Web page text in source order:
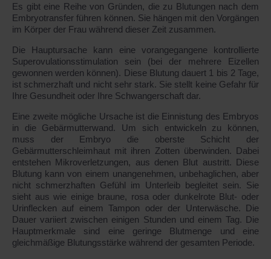
Es gibt eine Reihe von Gründen, die zu Blutungen nach dem
Embryotransfer führen können. Sie hängen mit den Vorgängen
im Körper der Frau während dieser Zeit zusammen.
Die Hauptursache kann eine vorangegangene kontrollierte
Superovulationsstimulation sein (bei der mehrere Eizellen
gewonnen werden können). Diese Blutung dauert 1 bis 2 Tage,
ist schmerzhaft und nicht sehr stark. Sie stellt keine Gefahr für
Ihre Gesundheit oder Ihre Schwangerschaft dar.
Eine zweite mögliche Ursache ist die Einnistung des Embryos
in die Gebärmutterwand. Um sich entwickeln zu können,
muss der Embryo die oberste Schicht der
Gebärmutterschleimhaut mit ihren Zotten überwinden. Dabei
entstehen Mikroverletzungen, aus denen Blut austritt. Diese
Blutung kann von einem unangenehmen, unbehaglichen, aber
nicht schmerzhaften Gefühl im Unterleib begleitet sein. Sie
sieht aus wie einige braune, rosa oder dunkelrote Blut- oder
Urinflecken auf einem Tampon oder der Unterwäsche. Die
Dauer variiert zwischen einigen Stunden und einem Tag. Die
Hauptmerkmale sind eine geringe Blutmenge und eine
gleichmäßige Blutungsstärke während der gesamten Periode.